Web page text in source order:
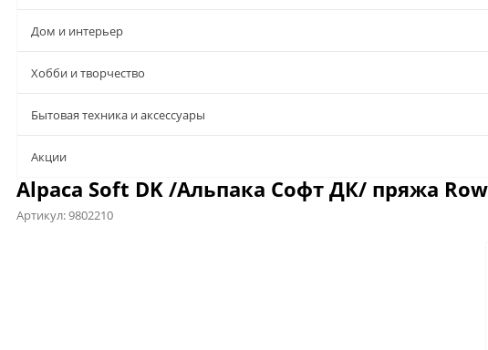
Дом и интерьер
Хобби и творчество
Бытовая техника и аксессуары
Aкции
Alpaca Soft DK /Альпака Софт ДК/ пряжа
Артикул:9802210